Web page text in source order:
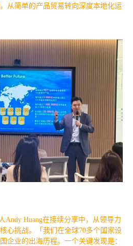
从简单的产品贸易转向深度本地化运
Andy Huang在接续分享中，从领导力
心挑战。「我们在全球70多个国家设
企业的出海历程。一个关键发现是：